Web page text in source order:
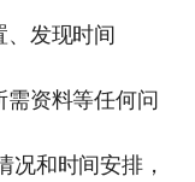
发现时间
资料等任何问
况和时间安排，